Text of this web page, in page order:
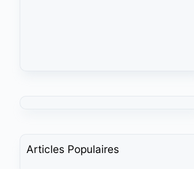
Articles Populaires